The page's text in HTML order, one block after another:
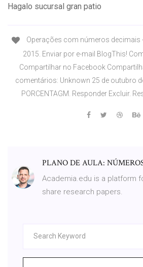
Hagalo sucursal gran patio
Operações com números decimais
2015. Enviar por e-mail BlogThis!
Compartilhar no Facebook
comentários: Unknown 25 de outubro
PORCENTAGM. Responder Excluir.
PLANO DE AULA:
Academia.edu is a platform
share research papers.